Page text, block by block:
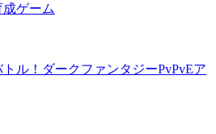
ゲーム
ル！ダークファンタジーPvPvEア